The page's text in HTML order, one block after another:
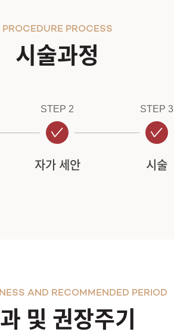
시술과정
PROCEDURE PROCESS
STEP 2
자가 세안
STEP 3
시술
및 권장주기
AND RECOMMENDED PERIOD